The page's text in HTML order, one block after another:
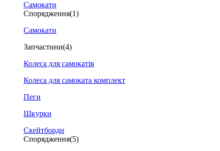
Самокати
Спорядження(1)
Самокати
Запчастини(4)
Колеса для самокатів
Колеса для самоката комплект
Пеги
Шкурки
Скейтборди
Спорядження(5)